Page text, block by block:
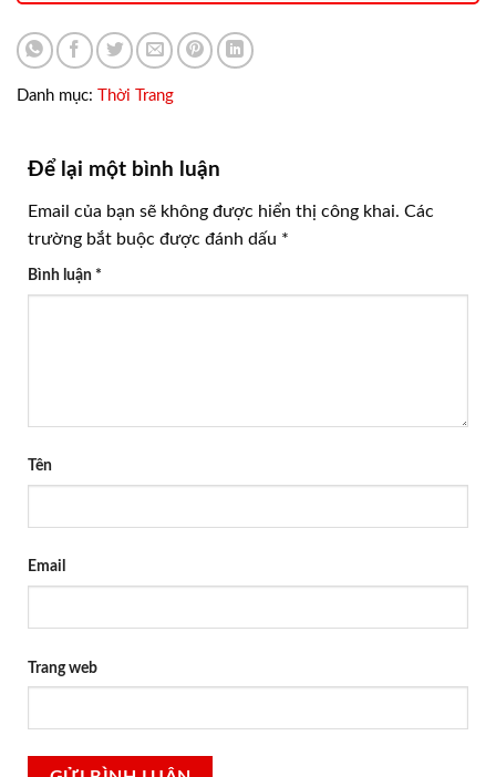
Danh mục: Thời Trang
Để lại một bình luận
Email của bạn sẽ không được hiển thị công khai. Các
trường bắt buộc được đánh dấu *
Bình luận *
Tên
Email
Trang web